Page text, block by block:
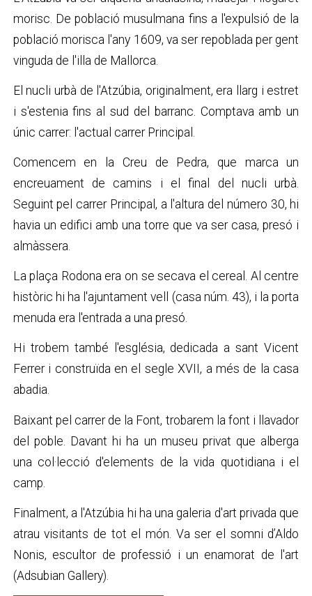
morisc. De població musulmana fins a l'expulsió de la
població morisca l'any 1609, va ser repoblada per gent
vinguda de l'illa de Mallorca.
El nucli urbà de l'Atzúbia, originalment, era llarg i estret
i s'estenia fins al sud del barranc. Comptava amb un
únic carrer: l'actual carrer Principal.
Comencem en la Creu de Pedra, que marca un
encreuament de camins i el final del nucli urbà.
Seguint pel carrer Principal, a l'altura del número 30, hi
havia un edifici amb una torre que va ser casa, presó i
almàssera.
La plaça Rodona era on se secava el cereal. Al centre
històric hi ha l'ajuntament vell (casa núm. 43), i la porta
menuda era l'entrada a una presó.
Hi trobem també l'església, dedicada a sant Vicent
Ferrer i construïda en el segle XVII, a més de la casa
abadia.
Baixant pel carrer de la Font, trobarem la font i llavador
del poble. Davant hi ha un museu privat que alberga
una col·lecció d'elements de la vida quotidiana i el
camp.
Finalment, a l'Atzúbia hi ha una galeria d'art privada que
atrau visitants de tot el món. Va ser el somni d’Aldo
Nonis, escultor de professió i un enamorat de l'art
(Adsubian Gallery).